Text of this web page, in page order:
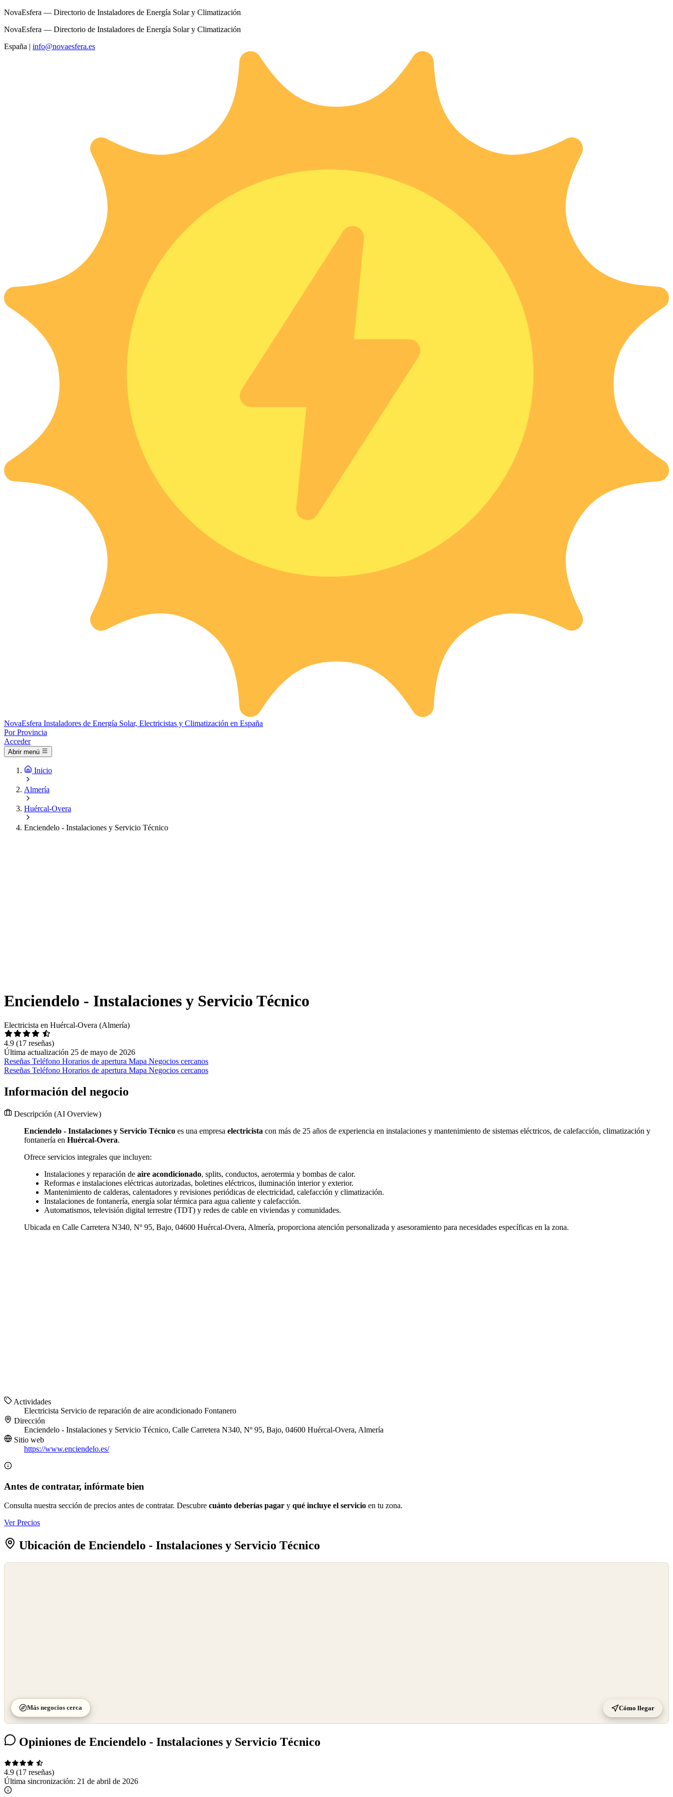
NovaEsfera — Directorio de Instaladores de Energía Solar y Climatización
NovaEsfera — Directorio de Instaladores de Energía Solar y Climatización
España | info@novaesfera.es
NovaEsfera Instaladores de Energía Solar, Electricistas y Climatización en España
Por Provincia
Acceder
Abrir menú
Inicio
Almería
Huércal-Overa
Enciendelo - Instalaciones y Servicio Técnico
Enciendelo - Instalaciones y Servicio Técnico
Electricista en Huércal-Overa (Almería)
4.9 (17 reseñas)
Última actualización 25 de mayo de 2026
Reseñas Teléfono Horarios de apertura Mapa Negocios cercanos
Reseñas Teléfono Horarios de apertura Mapa Negocios cercanos
Información del negocio
Descripción (AI Overview)
Enciendelo - Instalaciones y Servicio Técnico es una empresa electricista con más de 25 años de experiencia en instalaciones y mantenimiento de sistemas eléctricos, de calefacción, climatización y
fontanería en Huércal-Overa.
Ofrece servicios integrales que incluyen:
Instalaciones y reparación de aire acondicionado, splits, conductos, aerotermia y bombas de calor.
Reformas e instalaciones eléctricas autorizadas, boletines eléctricos, iluminación interior y exterior.
Mantenimiento de calderas, calentadores y revisiones periódicas de electricidad, calefacción y climatización.
Instalaciones de fontanería, energía solar térmica para agua caliente y calefacción.
Automatismos, televisión digital terrestre (TDT) y redes de cable en viviendas y comunidades.
Ubicada en Calle Carretera N340, Nº 95, Bajo, 04600 Huércal-Overa, Almería, proporciona atención personalizada y asesoramiento para necesidades específicas en la zona.
Actividades
Electricista Servicio de reparación de aire acondicionado Fontanero
Dirección
Enciendelo - Instalaciones y Servicio Técnico, Calle Carretera N340, Nº 95, Bajo, 04600 Huércal-Overa, Almería
Sitio web
https://www.enciendelo.es/
Antes de contratar, infórmate bien
Consulta nuestra sección de precios antes de contratar. Descubre cuánto deberías pagar y qué incluye el servicio en tu zona.
Ver Precios
Ubicación de Enciendelo - Instalaciones y Servicio Técnico
Más negocios cerca Cómo llegar
Opiniones de Enciendelo - Instalaciones y Servicio Técnico
4.9 (17 reseñas)
Última sincronización: 21 de abril de 2026